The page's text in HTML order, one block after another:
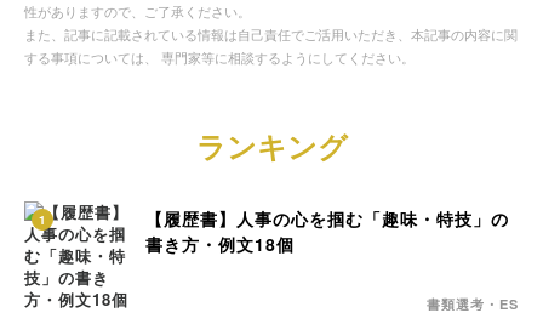
性がありますので、ご了承ください。
また、記事に記載されている情報は自己責任でご活用いただき、本記事の内容に関
する事項については、 専門家等に相談するようにしてください。
ランキング
1
【履歴書】人事の心を掴む「趣味・特技」の
書き方・例文18個
書類選考・ES